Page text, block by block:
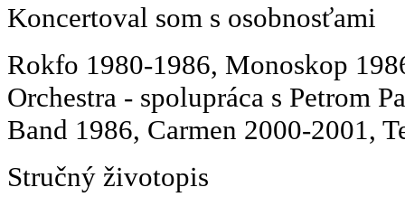
Koncertoval som s osobnosťami
Rokfo 1980-1986, Monoskop
Orchestra - spolupráca s Petrom
Band 1986, Carmen 2000-2001,
Stručný životopis